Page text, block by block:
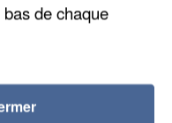
LES REFUGES
de chaque